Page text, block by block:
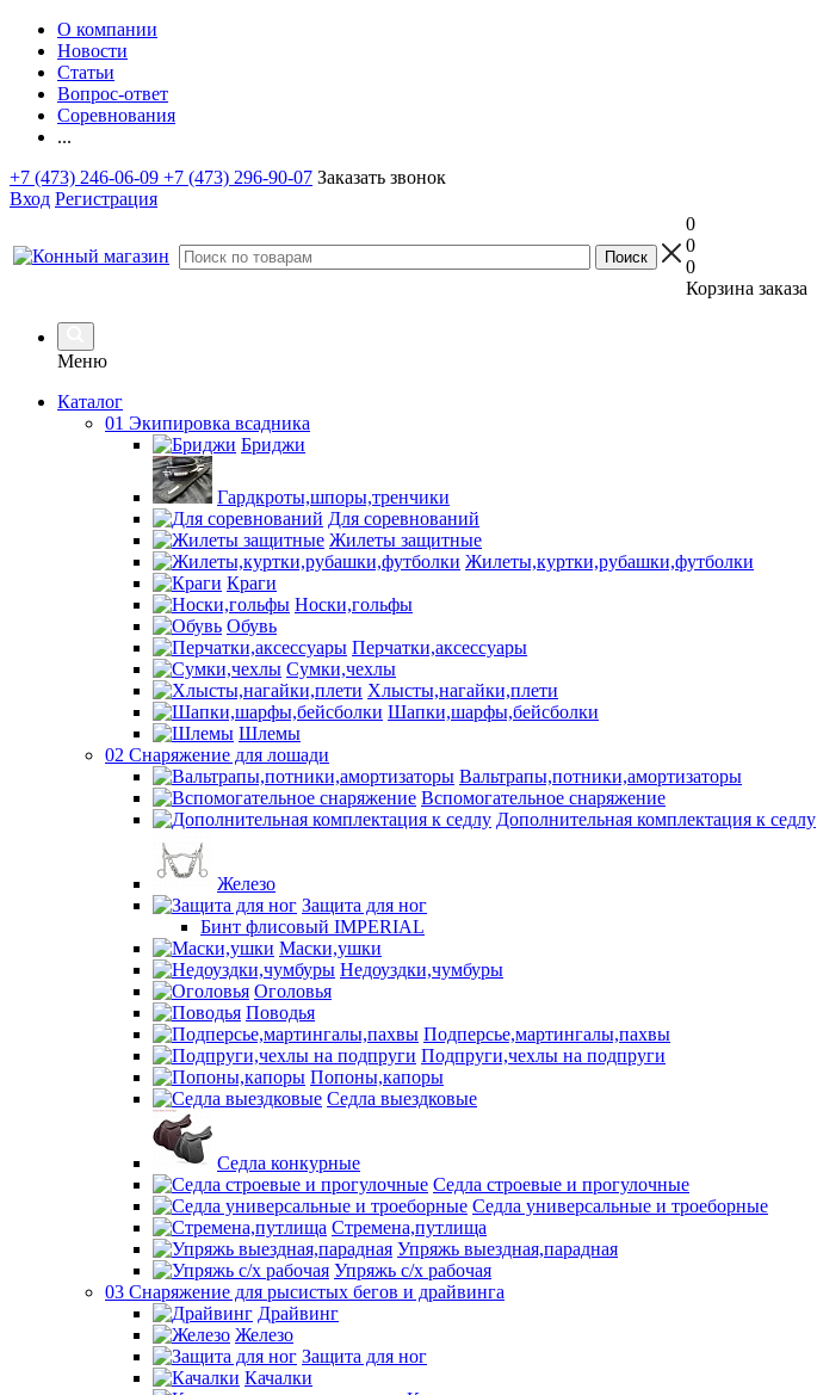
О компании
Новости
Статьи
Вопрос-ответ
Соревнования
...
+7 (473) 246-06-09 +7 (473) 296-90-07 Заказать звонок
Вход Регистрация
0
0
0
Корзина заказа
Меню
Каталог
01 Экипировка всадника
Бриджи
Гардкроты,шпоры,тренчики
Для соревнований
Жилеты защитные
Жилеты,куртки,рубашки,футболки
Краги
Носки,гольфы
Обувь
Перчатки,аксессуары
Сумки,чехлы
Хлысты,нагайки,плети
Шапки,шарфы,бейсболки
Шлемы
02 Снаряжение для лошади
Вальтрапы,потники,амортизаторы
Вспомогательное снаряжение
Дополнительная комплектация к седлу
Железо
Защита для ног
Бинт флисовый IMPERIAL
Маски,ушки
Недоуздки,чумбуры
Оголовья
Поводья
Подперсье,мартингалы,пахвы
Подпруги,чехлы на подпруги
Попоны,капоры
Седла выездковые
Седла конкурные
Седла строевые и прогулочные
Седла универсальные и троеборные
Стремена,путлища
Упряжь выездная,парадная
Упряжь с/х рабочая
03 Снаряжение для рысистых бегов и драйвинга
Драйвинг
Железо
Защита для ног
Качалки